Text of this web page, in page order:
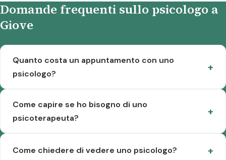
Domande frequenti sullo psicologo a
Giove
Quanto costa un appuntamento con uno
psicologo?
Come capire se ho bisogno di uno
psicoterapeuta?
Come chiedere di vedere uno psicologo?